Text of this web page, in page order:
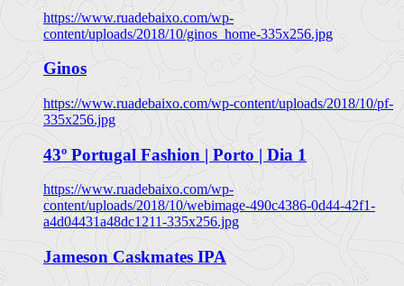
https://www.ruadebaixo.com/wp-
content/uploads/2018/10/ginos_home-335x256.jpg
Ginos
https://www.ruadebaixo.com/wp-content/uploads/2018/10/pf-
335x256.jpg
43º Portugal Fashion | Porto | Dia 1
https://www.ruadebaixo.com/wp-
content/uploads/2018/10/webimage-490c4386-0d44-42f1-
a4d04431a48dc1211-335x256.jpg
Jameson Caskmates IPA